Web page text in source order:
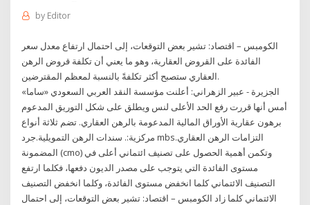
by Editor
الكومبس – اقتصاد: تشير بعض التوقعات، إلى احتمال ارتفاع معدل سعر
الفائدة على القروض العقارية، وهو ما يعني أن تكلفة قروض الرهن
العقاري ستصبح أكثر تكلفةً بالنسبة لمعظم المقترضين.
الجزيرة - عبير الزهراني: أعلنت مؤسسة النقد العربي السعودي «ساما»
أمس أنها قررت رفع الحد الأعلى لنس ويطلق على شكل التوريق المدعوم
برهون عقارية الأوراق المالية المدعومة بالرهن العقاري. تضم ثلاثة أنواع
مركزية:. سندات الرهن التمويلية.جرد mbs.التزامات الرهن العقاري
المضمونة (cmo) وتكمن أهمية الحصول على تصنيف ائتماني أعلى في
مستوى الفائدة التي يتوجب على مصدر الديون دفعها، فكلما ارتفع
التصنيف الائتماني كلما انخفض مستوى الفائدة، وكلما انخفض التصنيف
الائتماني كلما زاد الكومبس – اقتصاد: تشير بعض التوقعات، إلى احتمال